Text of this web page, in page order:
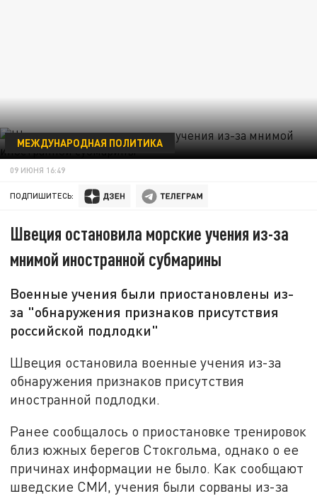
МЕЖДУНАРОДНАЯ ПОЛИТИКА
09 ИЮНЯ 16:49
ПОДПИШИТЕСЬ:
Швеция остановила морские учения из-за
мнимой иностранной субмарины
Военные учения были приостановлены из-
за "обнаружения признаков присутствия
российской подлодки"
Швеция остановила военные учения из-за
обнаружения признаков присутствия
иностранной подлодки.
Ранее сообщалось о приостановке тренировок
близ южных берегов Стокгольма, однако о ее
причинах информации не было. Как сообщают
шведские СМИ, учения были сорваны из-за